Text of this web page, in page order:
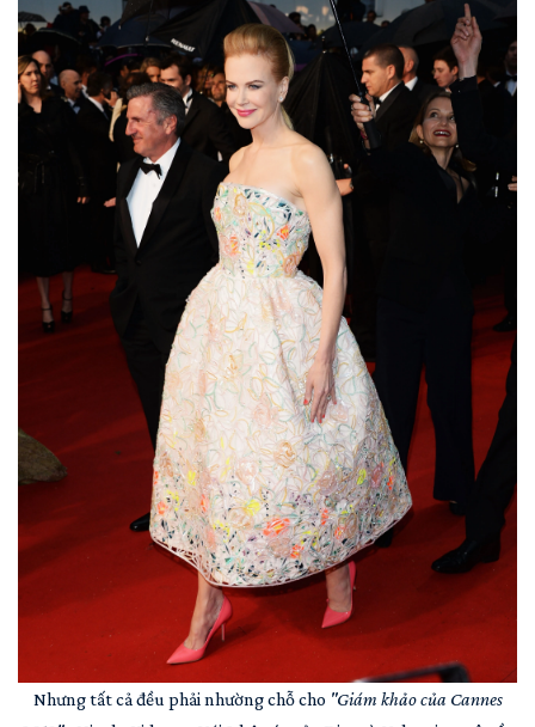
Nhưng tất cả đều phải nhường chỗ cho "Giám khảo của Cannes